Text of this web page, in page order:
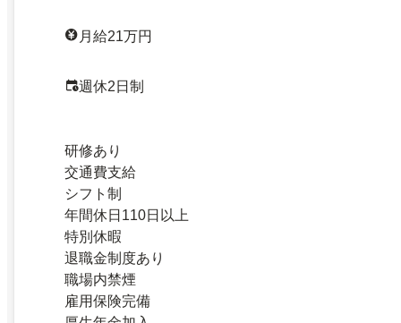
月給21万円
週休2日制
研修あり
交通費支給
シフト制
年間休日110日以上
特別休暇
退職金制度あり
職場内禁煙
雇用保険完備